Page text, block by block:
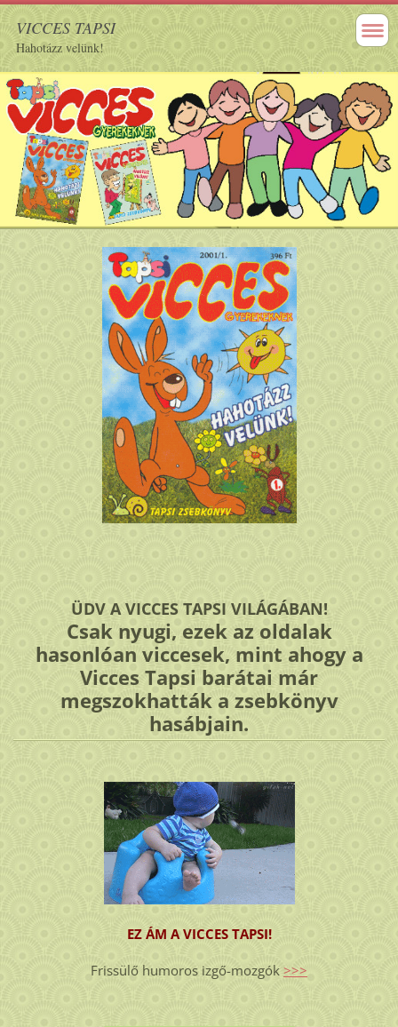
VICCES TAPSI
Hahotázz velünk!
ÜDV A VICCES TAPSI VILÁGÁBAN!
Csak nyugi, ezek az oldalak
hasonlóan viccesek, mint ahogy a
Vicces Tapsi barátai már
megszokhatták a zsebkönyv
hasábjain.
EZ ÁM A VICCES TAPSI!
Frissülő humoros izgő-mozgók >>>